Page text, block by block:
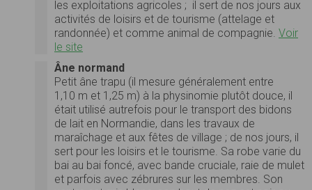
les exploitations agricoles ; il sert de nos jours aux
activités de loisirs et de tourisme (attelage et
randonnée) et comme animal de compagnie. Voir
le site
Âne normand
Petit âne trapu (il mesure généralement entre
1,10 m et 1,25 m) à la physinomie plutôt douce, il
était utilisé autrefois pour le transport des bidons
de lait en Normandie, dans les travaux de
maraîchage et aux fêtes de village ; de nos jours, il
sert pour les loisirs et le tourisme. Sa robe varie du
bai au bai foncé, avec bande cruciale, raie de mulet
et parfois avec zébrures sur les membres. Son